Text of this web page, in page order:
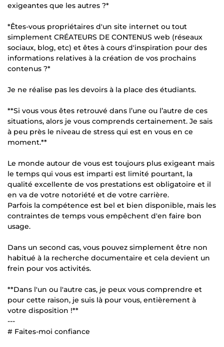
exigeantes que les autres ?*
*Êtes-vous propriétaires d'un site internet ou tout
simplement CRÉATEURS DE CONTENUS web (réseaux
sociaux, blog, etc) et êtes à cours d'inspiration pour des
informations relatives à la création de vos prochains
contenus ?*
Je ne réalise pas les devoirs à la place des étudiants.
**Si vous vous êtes retrouvé dans l’une ou l’autre de ces
situations, alors je vous comprends certainement. Je sais
à peu près le niveau de stress qui est en vous en ce
moment.**
Le monde autour de vous est toujours plus exigeant mais
le temps qui vous est imparti est limité pourtant, la
qualité excellente de vos prestations est obligatoire et il
en va de votre notoriété et de votre carrière.
Parfois la compétence est bel et bien disponible, mais les
contraintes de temps vous empêchent d'en faire bon
usage.
Dans un second cas, vous pouvez simplement être non
habitué à la recherche documentaire et cela devient un
frein pour vos activités.
**Dans l'un ou l'autre cas, je peux vous comprendre et
pour cette raison, je suis là pour vous, entièrement à
votre disposition !**
---
# Faites-moi confiance